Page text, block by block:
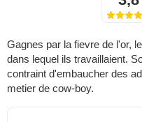
Gagnes par la fievre de l'or,
dans lequel ils travaillaient.
contraint d'embaucher des
metier de cow-boy.